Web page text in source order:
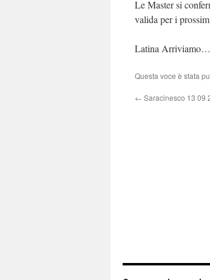
Le Master si
valida per i
Latina
Questa voce è stata
← Saracinesco 13 09